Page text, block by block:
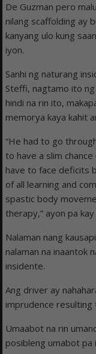
De Guzman pero
nilang scaffolding ay
kanyang ulo kung
iyon.
Sanhi ng naturang
Steffi, nagtamo ito
hindi na rin ito,
memorya kaya kahit
“He had to go
to have a slim
have to face deficits
of all learning and
spastic body
therapy,” ayon pa
Nalaman nang
nalaman na inaantok
insidente.
Ang driver ay
imprudence resulting
Umaabot na rin
posibleng umabot pa